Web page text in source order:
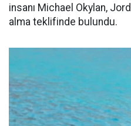
insanı Michael Okylan,
alma teklifinde bulundu.